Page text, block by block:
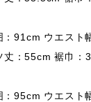
91cm ウエスト
丈：55cm 裾巾：
95cm ウエスト